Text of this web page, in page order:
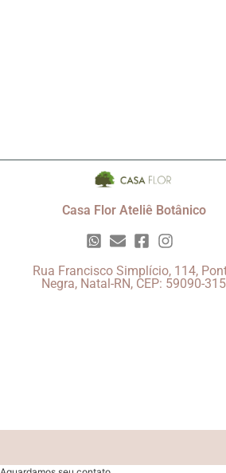
Casa Flor Ateliê Botânico
Rua Francisco Simplício, 114,
Negra, Natal-RN, CEP: 59090-315